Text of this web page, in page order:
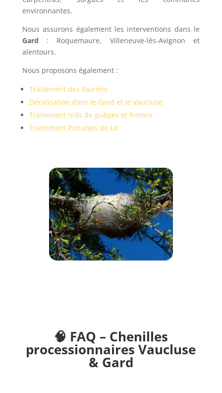
environnantes.
Nous assurons également les interventions dans le
Gard : Roquemaure, Villeneuve-lès-Avignon et
alentours.
Nous proposons également :
Traitement des fourmis
Dératisation dans le Gard et le Vaucluse
Traitement nids de guêpes et frelons
Traitement Punaises de Lit
🧠 FAQ – Chenilles
processionnaires Vaucluse
& Gard